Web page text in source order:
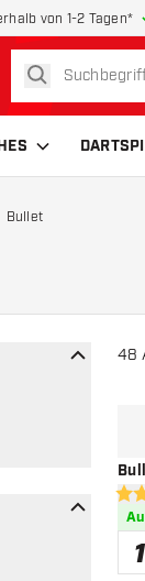
von 1-2 Tagen*
suchen
Bullet
48
5